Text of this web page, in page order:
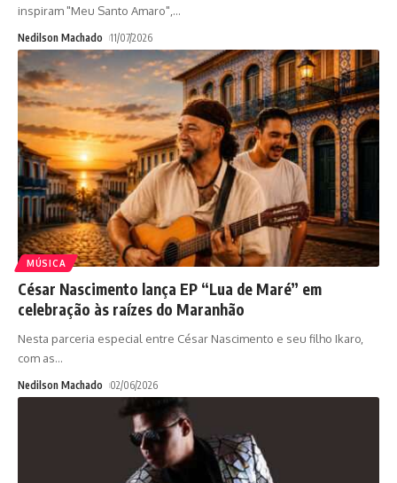
inspiram "Meu Santo Amaro",…
Nedilson Machado 11/07/2026
MÚSICA
César Nascimento lança EP “Lua de Maré” em
celebração às raízes do Maranhão
Nesta parceria especial entre César Nascimento e seu filho Ikaro,
com as…
Nedilson Machado 02/06/2026